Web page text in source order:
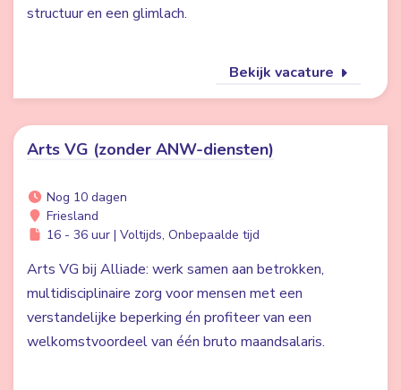
structuur en een glimlach.
Bekijk vacature
Arts VG (zonder ANW-diensten)
Nog 10 dagen
Friesland
16 - 36 uur | Voltijds, Onbepaalde tijd
Arts VG bij Alliade: werk samen aan betrokken,
multidisciplinaire zorg voor mensen met een
verstandelijke beperking én profiteer van een
welkomstvoordeel van één bruto maandsalaris.